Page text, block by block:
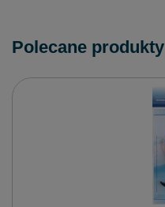
Polecane produkty